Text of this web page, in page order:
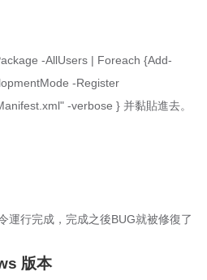
-AllUsers | Foreach {Add-
-Register
-verbose } 并黏貼進去。
運行完成，完成之後BUG就被修復了
版本